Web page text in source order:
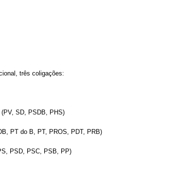
três coligações:
SD, PSDB, PHS)
PT do B, PT, PROS, PDT, PRB)
PSD, PSC, PSB, PP)